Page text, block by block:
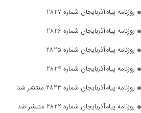
روزنامه پیام‌آذربایجان شماره 2827
روزنامه پیام‌آذربایجان شماره 2826
روزنامه پیام‌آذربایجان شماره 2825
روزنامه پیام‌آذربایجان شماره 2824
روزنامه پیام‌آذربایجان شماره 2823 منتشر شد
روزنامه پیام‌آذربایجان شماره 2822 منتشر شد